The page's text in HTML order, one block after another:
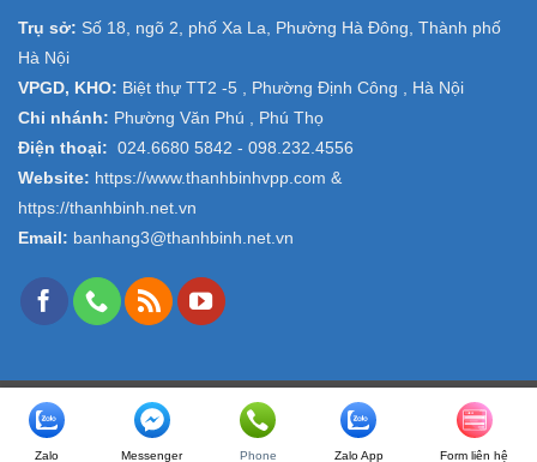
Trụ sở: Số 18, ngõ 2, phố Xa La, Phường Hà Đông, Thành phố
Hà Nội
VPGD, KHO: Biệt thự TT2 -5 , Phường Định Công , Hà Nội
Chi nhánh: Phường Văn Phú , Phú Thọ
Điện thoại: 024.6680 5842 - 098.232.4556
Website: https://www.thanhbinhvpp.com &
https://thanhbinh.net.vn
Email: banhang3@thanhbinh.net.vn
Copyright 2026 © VPP Thanh Bình
- Design and Seo by
ngolongnd.net
Zalo Messenger Phone Zalo App Form liên hệ